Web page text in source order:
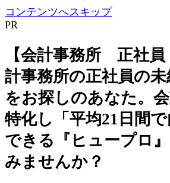
コンテンツへスキップ
PR
【会計事務所 正社
計事務所の正社員の
をお探しのあなた。
特化し「平均21日間で
できる『ヒュープロ
みませんか？